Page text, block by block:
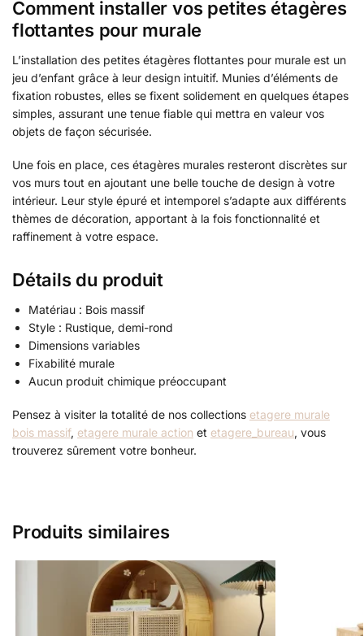
Comment installer vos petites étagères
flottantes pour murale
L’installation des petites étagères flottantes pour murale est un
jeu d’enfant grâce à leur design intuitif. Munies d’éléments de
fixation robustes, elles se fixent solidement en quelques étapes
simples, assurant une tenue fiable qui mettra en valeur vos
objets de façon sécurisée.
Une fois en place, ces étagères murales resteront discrètes sur
vos murs tout en ajoutant une belle touche de design à votre
intérieur. Leur style épuré et intemporel s’adapte aux différents
thèmes de décoration, apportant à la fois fonctionnalité et
raffinement à votre espace.
Détails du produit
Matériau : Bois massif
Style : Rustique, demi-rond
Dimensions variables
Fixabilité murale
Aucun produit chimique préoccupant
Pensez à visiter la totalité de nos collections etagere murale
bois massif, etagere murale action et etagere_bureau, vous
trouverez sûrement votre bonheur.
Produits similaires